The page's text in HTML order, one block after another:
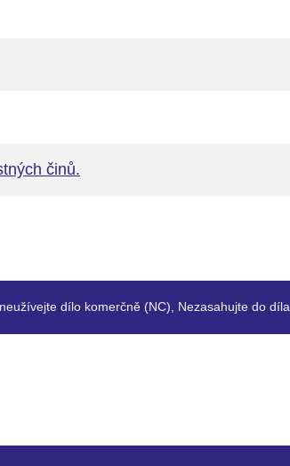
činů.
dílo komerčně (NC), Nezasahujte do